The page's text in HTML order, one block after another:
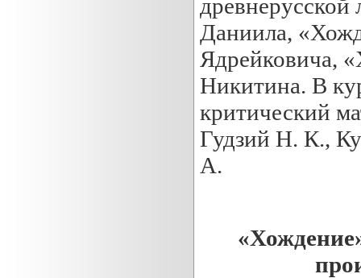
Даниила,
Ядрейковича,
Никитина. В
критический
Гудзий Н. К.,
А.